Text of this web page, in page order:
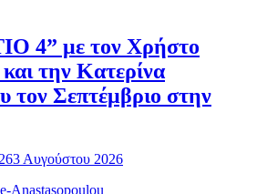
4” με τον Χρήστο
την Κατερίνα
τον Σεπτέμβριο στην
3 Αυγούστου 2026